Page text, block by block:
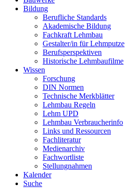
Bildung
Berufliche Standards
Akademische Bildung
Fachkraft Lehmbau
Gestalter/in für Lehmputze
Berufsperspektiven
Historische Lehmbaufilme
Wissen
Forschung
DIN Normen
Technische Merkblätter
Lehmbau Regeln
Lehm UPD
Lehmbau Verbraucherinfo
Links und Ressourcen
Fachliteratur
Medienarchiv
Fachwortliste
Stellungnahmen
Kalender
Suche